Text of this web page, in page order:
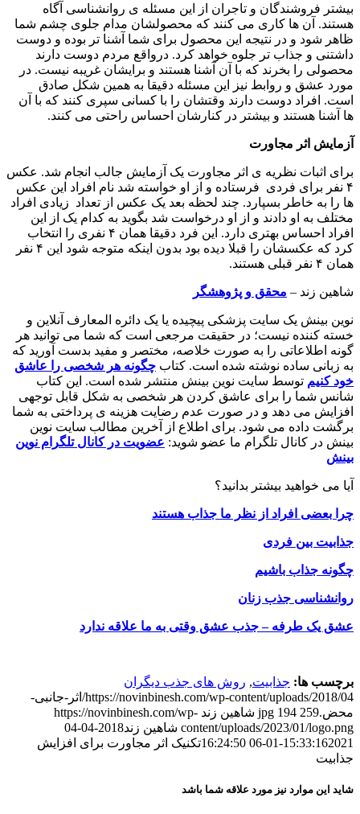
بیشتر فروشندگان و تاجران از این مسئله ی روانشناسی آگاه
هستند. آن ها کاری می کنند که محصولشان مدام جلوی چشم شما
ظاهر شود و در نتیجه این محصول برای شما آشنا تر بوده و دوست
داشتنی و جذاب تر جلوه خواهد کرد. درواقع مردم دوست دارند
محصولی را بخرند که با آن آشنا هستند و برایشان غریبه نیست. در
مورد عشق و روابط نیز این مسئله دقیقا به همین شکل صادق
است. افراد دوست دارند وقتشان را با کسانی سپری کنند که با آن
ها آشنا هستند و بیشتر در کنارشان احساس راحتی می کنند.
آزمایش اثر مجاورت
برای اثبات نظریه ی اثر مجاورت یک آزمایش جالب انجام شد. عکس
۴ نفر برای فردی فرستاده و از او خواسته شد نام افراد این عکس
ها را به خاطر بسپارد. چند لحظه بعد یک عکس از تعداد زیادی افراد
مختلف به او دادند و از او درخواست شد بگوید به کدام یک از این
افراد احساس بهتری دارد. این فرد دقیقا همان ۴ نفری را انتخاب
کرد که عکسشان را قبلا دیده بود بدون اینکه متوجه شود این ۴ نفر
همان ۴ نفر قبلی هستند.
شاهین زند – محقق و پژوهشگر
نوین بینش یک سایت پزشکی پیچیده یا یک دائره المعارف آنلاین و
خسته کننده نیست؛ در حقیقت مرجعی است که شما می توانید هر
گونه اطلاعاتی را به صورت خلاصه، مختصر و مفید بدست آورید که
به زبانی ساده نوشته شده است. کتاب چگونه هر شخصی را عاشق
خود کنیم توسط سایت نوین بینش منتشر شده است. این کتاب
شانس شما را برای عاشق کردن هر شخصی به شکل قابل توجهی
افزایش می دهد و در صورت عدم رضایت هزینه ی پرداختی به شما
برگشت داده می شود. برای اطلاع از آخرین مطالب سایت نوین
بینش در کانال تلگرام ما عضو شوید: عضویت در کانال تلگرام نوین
بینش
آیا می خواهید بیشتر بدانید؟
چرا بعضی افراد از نظر ما جذاب هستند
جذابیت بین فردی
چگونه جذاب باشیم
روانشناسی جذب زنان
عشق یک طرفه – جذب عشق وقتی به ما علاقه ندارد
برچسب ها: جذابیت, روش های جذب دیگران
https://novinbinesh.com/wp-content/uploads/2018/04/اثر-جانبی-
محض.jpg
194 259 شاهین زند https://novinbinesh.com/wp-
content/uploads/2023/01/logo.png شاهین زند
2018-04-04
15:33:162021-01-06 16:24:50
تکنیک اثر مجاورت برای افزایش
جذابیت
شاید این موارد نیز مورد علاقه شما باشد